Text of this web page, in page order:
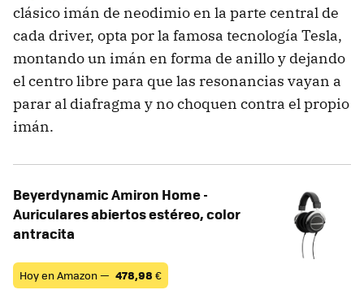
clásico imán de neodimio en la parte central de
cada driver, opta por la famosa tecnología Tesla,
montando un imán en forma de anillo y dejando
el centro libre para que las resonancias vayan a
parar al diafragma y no choquen contra el propio
imán.
Beyerdynamic Amiron Home -
Auriculares abiertos estéreo, color
antracita
Hoy en Amazon — 478,98 €